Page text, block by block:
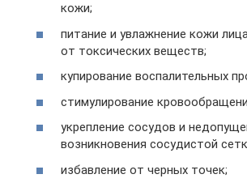
кожи;
питание и увлажнение кожи
от токсических веществ;
купирование воспалительных
стимулирование
укрепление сосудов и
возникновения сосудистой
избавление от черных точек;